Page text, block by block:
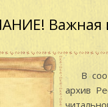
Важная
В
архив